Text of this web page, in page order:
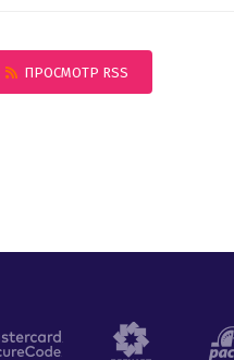
ПРОСМОТР RSS